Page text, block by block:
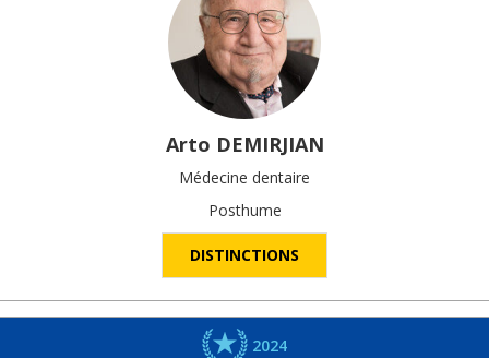
Arto DEMIRJIAN
Médecine dentaire
Posthume
DISTINCTIONS
2024